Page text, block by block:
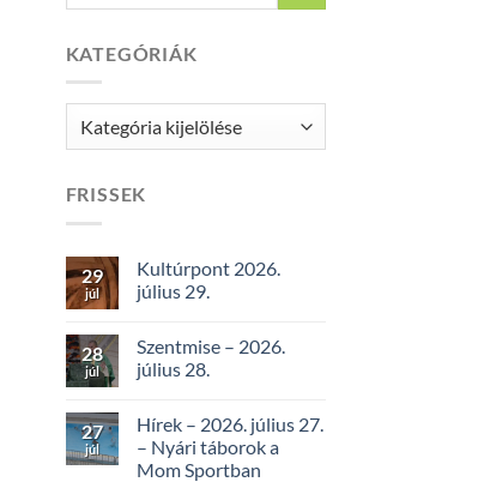
KATEGÓRIÁK
Kategóriák
FRISSEK
29
júl
Kultúrpont 2026.
július 29.
28
júl
Szentmise – 2026.
július 28.
27
júl
Hírek – 2026. július 27.
– Nyári táborok a
Mom Sportban